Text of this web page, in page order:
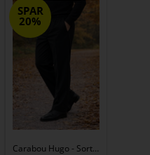
SPAR
20%
Carabou Hugo - Sorte herrebukser med elastik i taljen – Vintermodel